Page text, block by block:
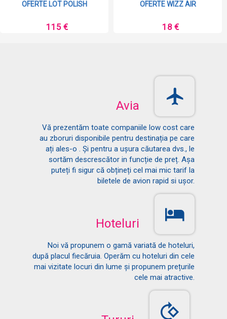
OFERTE LOT POLISH
115 €
OFERTE WIZZ AIR
18 €
Avia
Vă prezentăm toate companiile low cost care
au zboruri disponibile pentru destinația pe care
ați ales-o . Și pentru a ușura căutarea dvs., le
sortăm descrescător in funcție de preț. Așa
puteți fi sigur că obțineți cel mai mic tarif la
biletele de avion rapid si ușor.
Hoteluri
Noi vă propunem o gamă variată de hoteluri,
după placul fiecăruia. Operăm cu hoteluri din cele
mai vizitate locuri din lume și propunem prețurile
cele mai atractive.